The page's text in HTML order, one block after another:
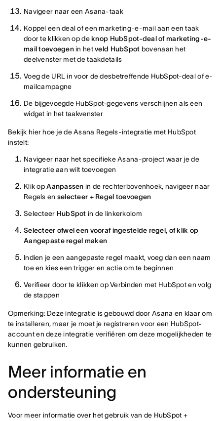
Navigeer naar een Asana-taak
Koppel een deal of een marketing-e-mail aan een taak
door te klikken op deknop HubSpot-deal of marketing-e-
mail toevoegenin hetveld HubSpot bovenaan het
deelvenster met de taakdetails
Voeg de URL in voor de desbetreffende HubSpot-deal of e-
mailcampagne
De bijgevoegde HubSpot-gegevens verschijnen als een
widget in het taakvenster
Bekijk hier hoe je de Asana Regels-integratie met HubSpot
instelt:
Navigeer naar het specifieke Asana-project waar je de
integratie aan wilt toevoegen
Klik opAanpassen in de rechterbovenhoek, navigeer naar
Regels en selecteer + Regel toevoegen
Selecteer HubSpot in de linkerkolom
Selecteer ofwel een vooraf ingestelde regel, of klik op
Aangepaste regel maken
Indien je een aangepaste regel maakt, voeg dan een naam
toe en kies een trigger en actie om te beginnen
Verifieer door te klikken op Verbinden met HubSpot en volg
de stappen
Opmerking: Deze integratie is gebouwd door Asana en klaar om
te installeren, maar je moet je registreren voor een HubSpot-
account en deze integratie verifiëren om deze mogelijkheden te
kunnen gebruiken.
Meer informatie en
ondersteuning
Voor meer informatie over het gebruik van de HubSpot +